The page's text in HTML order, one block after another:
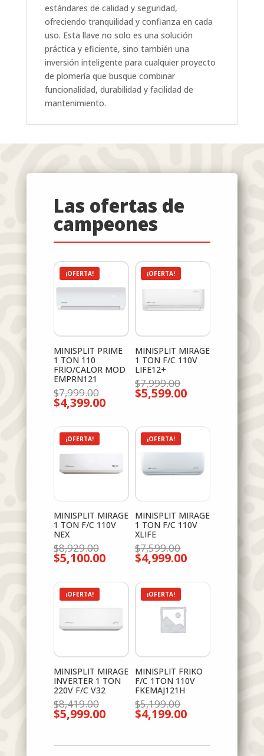
estándares de calidad y seguridad,
ofreciendo tranquilidad y confianza en cada
uso. Esta llave no solo es una solución
práctica y eficiente, sino también una
inversión inteligente para cualquier proyecto
de plomería que busque combinar
funcionalidad, durabilidad y facilidad de
mantenimiento.
Las ofertas de
campeones
¡OFERTA!
MINISPLIT PRIME
1 TON 110
FRIO/CALOR MOD
EMPRN121
$7,999.00El
precio
original
$7,999.00.
$4,399.00El
es:
$4,399.00.
¡OFERTA!
MINISPLIT MIRAGE
1 TON F/C 110V
LIFE12+
$7,999.00El
precio
original
$5,599.00El
$5,599.00.
¡OFERTA!
MINISPLIT MIRAGE
1 TON F/C 110V
NEX
$8,929.00El
precio
original
$8,929.00.
$5,100.00El
es:
$5,100.00.
¡OFERTA!
MINISPLIT MIRAGE
1 TON F/C 110V
XLIFE
$7,599.00El
precio
original
$7,599.00.
$4,999.00El
es:
¡OFERTA!
MINISPLIT MIRAGE
INVERTER 1 TON
220V F/C V32
$8,419.00El
precio
original
$5,999.00El
es:
¡OFERTA!
MINISPLIT FRIKO
F/C 1TON 110V
FKEMAJ121H
$5,199.00El
precio
original
$4,199.00El
es: